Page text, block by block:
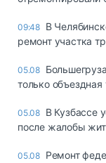
09:48 В
ремонт участка
05.08
только объездная
05.08 В Кузбассе
после жалобы
05.08 Ремонт